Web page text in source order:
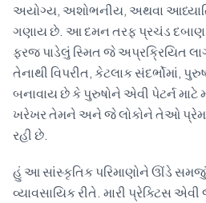
અયોગ્ય, અશોભનીય, અથવા
ગણાય છે. આ દમન તરફ પ્રચંડ દબાણ
ફરજ પાડેલું સ્મિત જે અપ્રક્રિયિત
તેનાથી વિપરીત, કેટલાક સંદર્ભોમાં,
બનાવાય છે કે પુરુષોને એવી પેટર્ન
ખરેખર તેમને અને જે લોકોને તેઓ પ્રેમ
રહી છે.
હું આ સાંસ્કૃતિક પરિમાણોને ઊંડે
વ્યાવસાયિક રીતે. મારી પ્રેક્ટિસ